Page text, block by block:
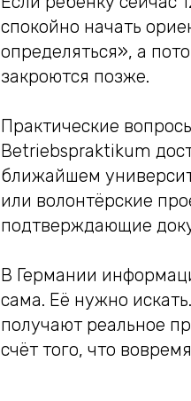
спокойно начать
определяться», а
закроются позже.
Практические
Betriebspraktikum
ближайшем
или волонтёрские
подтверждающие
В Германии
сама. Её нужно
получают реальное
счёт того, что